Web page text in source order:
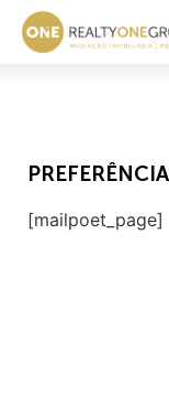
[mailpoet_page]